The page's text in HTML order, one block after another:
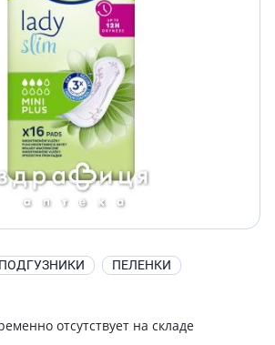
ПОДГУЗНИКИ ПЕЛЕНКИ
отсутствует на складе